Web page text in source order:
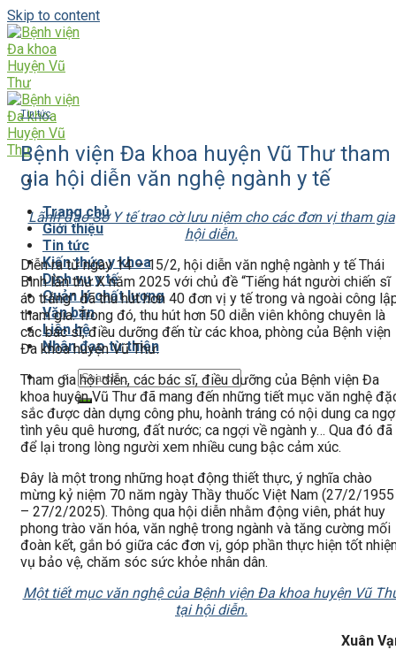
Skip to content
Trang chủ
Giới thiệu
Tin tức
Kiến thức y khoa
Dịch vụ y tế
Quản lý chất lượng
Văn bản
Liên hệ
Nhân đạo từ thiện
Tin tức
Bệnh viện Đa khoa huyện Vũ Thư tham
gia hội diễn văn nghệ ngành y tế
Lãnh đạo Sở Y tế trao cờ lưu niệm cho các đơn vị tham gia
hội diễn.
Diễn ra từ ngày 14 – 15/2, hội diễn văn nghệ ngành y tế Thái
Bình lần thứ X năm 2025 với chủ đề “Tiếng hát người chiến sĩ
áo trắng” đã thu hút hơn 40 đơn vị y tế trong và ngoài công
tham gia. Trong đó, thu hút hơn 50 diễn viên không chuyên là
các bác sĩ, điều dưỡng đến từ các khoa, phòng của Bệnh viện
Đa khoa huyện Vũ Thư.
Tham gia hội diễn, các bác sĩ, điều dưỡng của Bệnh viện Đa
khoa huyện Vũ Thư đã mang đến những tiết mục văn nghệ
sắc được dàn dựng công phu, hoành tráng có nội dung ca
tình yêu quê hương, đất nước; ca ngợi về ngành y… Qua đó đã
để lại trong lòng người xem nhiều cung bậc cảm xúc.
Đây là một trong những hoạt động thiết thực, ý nghĩa chào
mừng kỷ niệm 70 năm ngày Thầy thuốc Việt Nam (27/2/1955
– 27/2/2025). Thông qua hội diễn nhằm động viên, phát huy
phong trào văn hóa, văn nghệ trong ngành và tăng cường mối
đoàn kết, gắn bó giữa các đơn vị, góp phần thực hiện tốt
vụ bảo vệ, chăm sóc sức khỏe nhân dân.
Một tiết mục văn nghệ của Bệnh viện Đa khoa huyện Vũ
tại hội diễn.
Xuân